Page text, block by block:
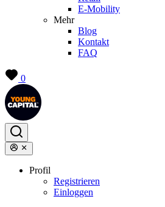
E-Mobility
Mehr
Blog
Kontakt
FAQ
0
Profil
Registrieren
Einloggen